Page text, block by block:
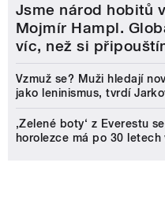
Jsme národ hobitů
Mojmír Hampl.
víc, než si
Vzmuž se? Muži hledají
jako leninismus, tvrdí
‚Zelené boty‘ z Everestu
horolezce má po 30